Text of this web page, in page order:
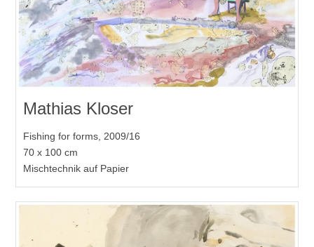
Mathias Kloser
Fishing for forms, 2009/16
70 x 100 cm
Mischtechnik auf Papier